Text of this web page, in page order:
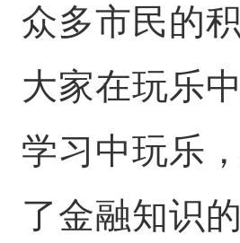
众多市民的
大家在玩乐
学习中玩乐
了金融知识的